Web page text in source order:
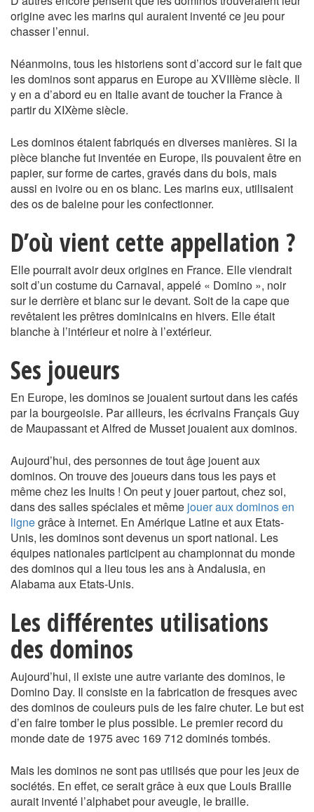
origine avec les marins qui auraient inventé ce jeu pour
chasser l’ennui.
Néanmoins, tous les historiens sont d’accord sur le fait que
les dominos sont apparus en Europe au XVIIIème siècle. Il
y en a d’abord eu en Italie avant de toucher la France à
partir du XIXème siècle.
Les dominos étaient fabriqués en diverses manières. Si la
pièce blanche fut inventée en Europe, ils pouvaient être en
papier, sur forme de cartes, gravés dans du bois, mais
aussi en ivoire ou en os blanc. Les marins eux, utilisaient
des os de baleine pour les confectionner.
D’où vient cette appellation ?
Elle pourrait avoir deux origines en France. Elle viendrait
soit d’un costume du Carnaval, appelé « Domino », noir
sur le derrière et blanc sur le devant. Soit de la cape que
revêtaient les prêtres dominicains en hivers. Elle était
blanche à l’intérieur et noire à l’extérieur.
Ses joueurs
En Europe, les dominos se jouaient surtout dans les cafés
par la bourgeoisie. Par ailleurs, les écrivains Français Guy
de Maupassant et Alfred de Musset jouaient aux dominos.
Aujourd’hui, des personnes de tout âge jouent aux
dominos. On trouve des joueurs dans tous les pays et
même chez les Inuits ! On peut y jouer partout, chez soi,
dans des salles spéciales et même jouer aux dominos en
lignegrâce à internet. En Amérique Latine et aux Etats-
Unis, les dominos sont devenus un sport national. Les
équipes nationales participent au championnat du monde
des dominos qui a lieu tous les ans à Andalusia, en
Alabama aux Etats-Unis.
Les différentes utilisations
des dominos
Aujourd’hui, il existe une autre variante des dominos, le
Domino Day. Il consiste en la fabrication de fresques avec
des dominos de couleurs puis de les faire chuter. Le but est
d’en faire tomber le plus possible. Le premier record du
monde date de 1975 avec 169 712 dominés tombés.
Mais les dominos ne sont pas utilisés que pour les jeux de
sociétés. En effet, ce serait grâce à eux que Louis Braille
aurait inventé l’alphabet pour aveugle, le braille.